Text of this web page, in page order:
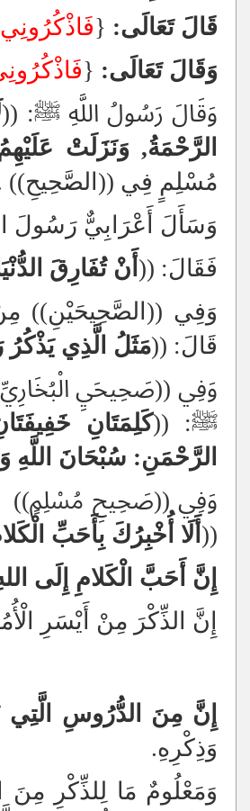
قَالَ تَعَالَى: {
وَقَالَ تَعَالَى: {
وَقَالَ رَسُولُ اللَّهِ ﷺ: ((
الرَّحْمَةُ, وَنَزَلَتْ
مُسْلِمٍ فِي ((الصَّحِيحِ))
وَسَأَلَ أَعْرَابِيٌّ رَسُولَ
فَقَالَ: (( أَنْ تُفَارِقَ
وَفِي ((الصَّحِيحَيْنِ))
قَالَ: ((مَثَلُ الَّذِي يَذْكُرُ
وَفِي ((صَحِيحَيِ
ﷺ: ((كَلِمَتَانِ
الرَّحْمَنِ: سُبْحَانَ اللَّهِ
وَفِي ((صَحِيحِ مُسْلِمٍ))
(( أَلَا أُخْبِرُكَ بِأَحَبِّ
إِنَّ أَحَبَّ الْكَلامِ إِلَى
إِنَّ الذِّكْرَ مِنْ أَيْسَرِ
إِنَّ مِنَ الدُّرُوسِ الَّتِي
وَذِكْرِهِ.
وَمَعْلُومٌ مَا لِلذِّكْرِ مِنَ